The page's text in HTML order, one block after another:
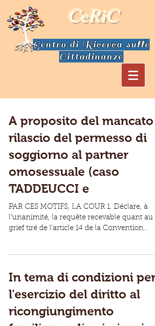
CeRiC
Centro di Ricerca sulle
Cittadinanze
A proposito del mancato
rilascio del permesso di
soggiorno al partner
omosessuale (caso
TADDEUCCI e
PAR CES MOTIFS, LA COUR 1. Déclare, à
l’unanimité, la requête recevable quant au
grief tiré de l’article 14 de la Convention
In tema di condizioni per
l'esercizio del diritto al
ricongiungimento